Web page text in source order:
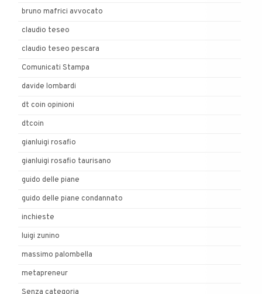
bruno mafrici avvocato
claudio teseo
claudio teseo pescara
Comunicati Stampa
davide lombardi
dt coin opinioni
dtcoin
gianluigi rosafio
gianluigi rosafio taurisano
guido delle piane
guido delle piane condannato
inchieste
luigi zunino
massimo palombella
metapreneur